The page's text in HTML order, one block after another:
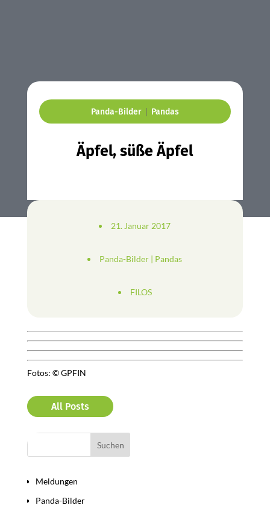
Panda-Bilder| Pandas
Äpfel, süße Äpfel
21. Januar 2017
Panda-Bilder | Pandas
FILOS
Fotos: © GPFIN
All Posts
Meldungen
Panda-Bilder